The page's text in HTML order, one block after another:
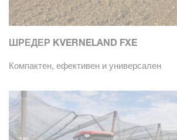
ШРЕДЕР KVERNELAND FXE
Компактен, ефективен и универсален